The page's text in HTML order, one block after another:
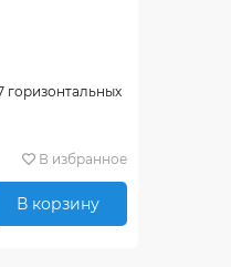
горизонтальных
В избранное
В корзину